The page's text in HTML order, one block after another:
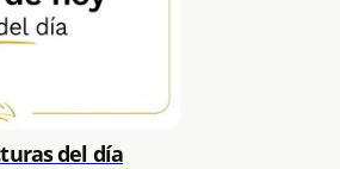
del día